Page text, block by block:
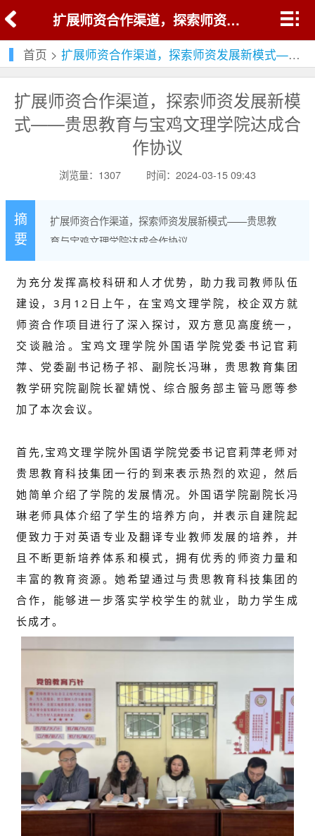
扩展师资合作渠道，探索师资发展新模式——贵思教育与宝鸡文理学院达成合作协议
首页 >扩展师资合作渠道，探索师资发展新模式——贵思教育与宝鸡文理学院达成合作协议
扩展师资合作渠道，探索师资发展新模
式——贵思教育与宝鸡文理学院达成合
作协议
浏览量：1307 时间：2024-03-15 09:43
摘
要
扩展师资合作渠道，探索师资发展新模式——贵思教
育与宝鸡文理学院达成合作协议
为充分发挥高校科研和人才优势，助力我司教师队伍
建设，3月12日上午，在宝鸡文理学院，校企双方就
师资合作项目进行了深入探讨，双方意见高度统一，
交谈融洽。宝鸡文理学院外国语学院党委书记官莉
萍、党委副书记杨子祁、副院长冯琳，贵思教育集团
教学研究院副院长翟婧悦、综合服务部主管马愿等参
加了本次会议。
首先,宝鸡文理学院外国语学院党委书记官莉萍老师对
贵思教育科技集团一行的到来表示热烈的欢迎，然后
她简单介绍了学院的发展情况。外国语学院副院长冯
琳老师具体介绍了学生的培养方向，并表示自建院起
便致力于对英语专业及翻译专业教师发展的培养，并
且不断更新培养体系和模式，拥有优秀的师资力量和
丰富的教育资源。她希望通过与贵思教育科技集团的
合作，能够进一步落实学校学生的就业，助力学生成
长成才。